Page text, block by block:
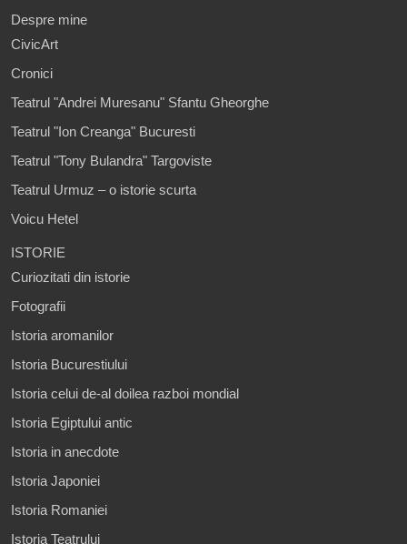
Despre mine
CivicArt
Cronici
Teatrul "Andrei Muresanu" Sfantu Gheorghe
Teatrul "Ion Creanga" Bucuresti
Teatrul "Tony Bulandra" Targoviste
Teatrul Urmuz – o istorie scurta
Voicu Hetel
ISTORIE
Curiozitati din istorie
Fotografii
Istoria aromanilor
Istoria Bucurestiului
Istoria celui de-al doilea razboi mondial
Istoria Egiptului antic
Istoria in anecdote
Istoria Japoniei
Istoria Romaniei
Istoria Teatrului